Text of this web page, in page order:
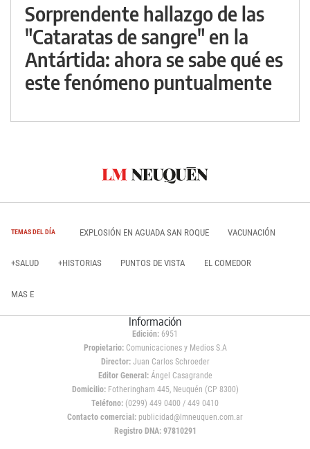
Sorprendente hallazgo de las
"Cataratas de sangre" en la
Antártida: ahora se sabe qué es
este fenómeno puntualmente
TEMAS DEL DÍA EXPLOSIÓN EN AGUADA SAN ROQUE VACUNACIÓN
+SALUD +HISTORIAS PUNTOS DE VISTA EL COMEDOR
MAS E
Información
Edición: 6951
Propietario:Comunicaciones y Medios S.A
Director: Juan Carlos Schroeder
Editor General:Ángel Casagrande
Domicilio:Fotheringham 445, Neuquén (CP 8300)
Teléfono: (0299) 449 0400 / 449 0410
Contacto comercial: publicidad@lmneuquen.com.ar
Registro DNA: 97810291